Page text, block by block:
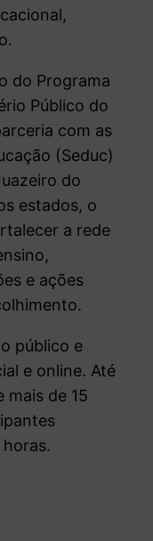
do Programa
Público do
com as
(Seduc)
do
estados, o
a rede
e ações
público e
e online. Até
mais de 15